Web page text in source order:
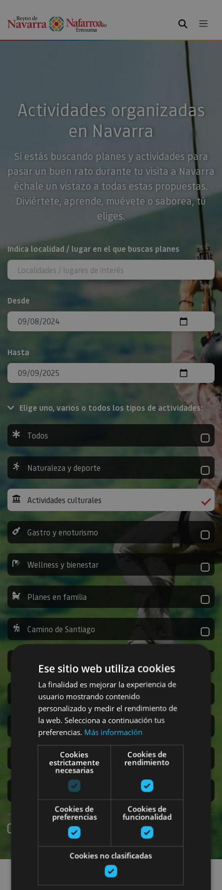
BUSCAR
Actividades organizadas
en Navarra
Si estás buscando planes y actividades para
pasar un buen rato durante tu visita a Navarra
échale un vistazo a todas estas propuestas.
Diviértete, aprende, muévete o saborea, tú
eliges.
BUSCAR
Indica localidad / lugar en el que buscas planes
Desde
Hasta
Elige uno, varios o todos los tipos de actividades:
Todos
Naturaleza y deporte
Actividades culturales
Gastro y enoturismo
Wellness y bienestar
Planes en familia
Camino de Santiago
San Fermín
Accesibilidad
Turismo regenerativo
Experiencias exclusivas
Reserva online
Encuentra planes
Ese sitio web utiliza cookies
La finalidad es mejorar la experiencia de
usuario mostrando contenido
personalizado y medir el rendimiento de
la web. Selecciona a continuación tus
preferencias. Más información
Cookies
estrictamente
necesarias
Cookies de
rendimiento
Cookies de
preferencias
Cookies de
funcionalidad
Cookies no clasificadas